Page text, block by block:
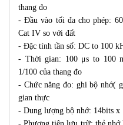
thang đo
- Đầu vào tối đa cho phép:
Cat IV so với đất
- Đặc tính tần số: DC to 100
- Thời gian: 100 μs to 100
1/100 của thang đo
- Chức năng đo: ghi bộ nhớ(
gian thực
- Dung lượng bộ nhớ: 14bits x